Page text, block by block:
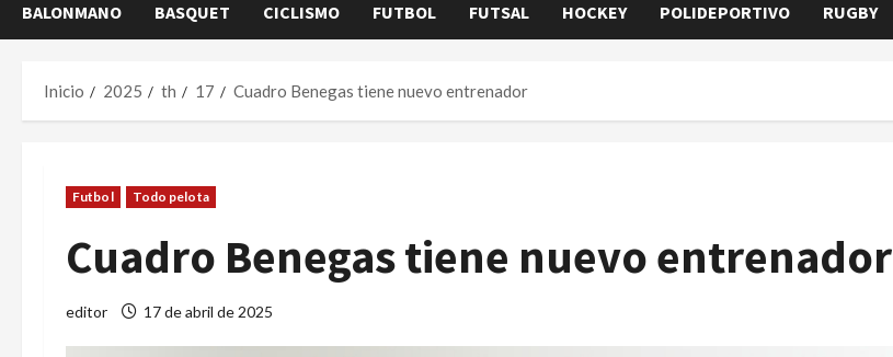
BALONMANO BASQUET CICLISMO FUTBOL FUTSAL HOCKEY POLIDEPORTIVO RUGBY
Inicio 2025 th 17 Cuadro Benegas tiene nuevo entrenador
Futbol Todo pelota
Cuadro Benegas tiene nuevo entrenador
editor 17 de abril de 2025